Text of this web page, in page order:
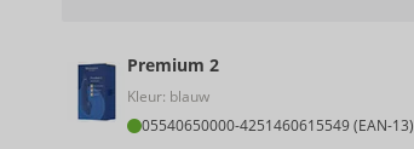
Premium 2
Kleur: blauw
05540650000-4251460615549 (EAN-13)